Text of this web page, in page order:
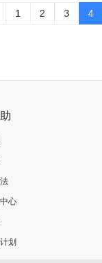
1 2 3 4
心
划